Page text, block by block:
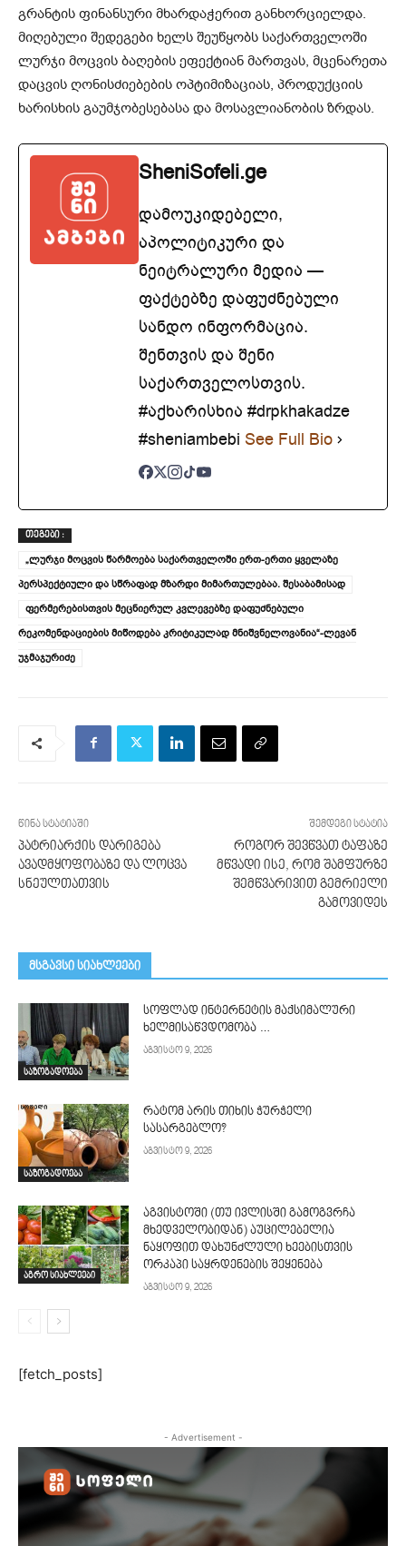
გრანტის ფინანსური მხარდაჭერით განხორციელდა.
მიღებული შედეგები ხელს შეუწყობს საქართველოში
ლურჯი მოცვის ბაღების ეფექტიან მართვას, მცენარეთა
დაცვის ღონისძიებების ოპტიმიზაციას, პროდუქციის
ხარისხის გაუმჯობესებასა და მოსავლიანობის ზრდას.
SheniSofeli.ge
დამოუკიდებელი,
აპოლიტიკური და
ნეიტრალური მედია —
ფაქტებზე დაფუძნებული
სანდო ინფორმაცია.
შენთვის და შენი
საქართველოსთვის.
#აქხარისხია #drpkhakadze
#sheniambebi See Full Bio
ᲗᲔᲒᲔᲑᲘ :
„ლურჯი მოცვის წარმოება საქართველოში ერთ-ერთი ყველაზე
პერსპექტიული და სწრაფად მზარდი მიმართულებაა. შესაბამისად
ფერმერებისთვის მეცნიერულ კვლევებზე დაფუძნებული
რეკომენდაციების მიწოდება კრიტიკულად მნიშვნელოვანია“-ლევან
უჯმაჯურიძე
წინა სტატიაში
პატრიარქის დარიგება
ავადმყოფობაზე და ლოცვა
სნეულთათვის
შემდეგი სტატია
როგორ შევწვათ ტაფაზე
მწვადი ისე, რომ შამფურზე
შემწვარივით გემრიელი
გამოვიდეს
მსგავსი სიახლეები
საზოგადოება
სოფლად ინტერნეტის მაქსიმალური
ხელმისაწვდომობა …
აგვისტო 9, 2026
საზოგადოება
რატომ არის თიხის ჭურჭელი
სასარგებლო?
აგვისტო 9, 2026
აგრო სიახლეები
აგვისტოში (თუ ივლისში გამოგვრჩა
მხედველობიდან) აუცილებელია
ნაყოფით დახუნძლული ხეებისთვის
ორკაპი საყრდენების შეყენება
აგვისტო 9, 2026
[fetch_posts]
- Advertisement -